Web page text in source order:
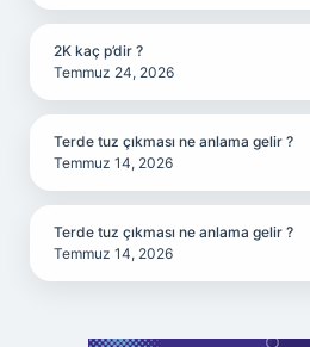
2K kaç p’dir ?
Temmuz 24, 2026
Terde tuz çıkması ne anlama gelir ?
Temmuz 14, 2026
Terde tuz çıkması ne anlama gelir ?
Temmuz 14, 2026